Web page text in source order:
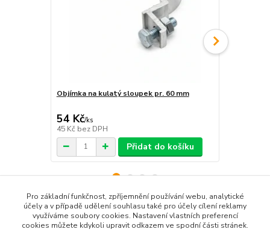
Objímka na kulatý sloupek pr. 60 mm
54 Kč/ks
45 Kč bez DPH
Přidat do košíku
Zboží zařazeno v kategoriích
Pro základní funkčnost, zpříjemnění používání webu, analytické
účely a v případě udělení souhlasu také pro účely cílení reklamy
využíváme soubory cookies. Nastavení vlastních preferencí
cookies můžete kdykoli upravit odkazem ve spodní části stránek.